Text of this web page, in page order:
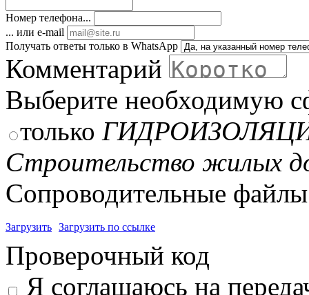
Номер телефона...
... или e-mail
Получать ответы только в WhatsApp
Комментарий
Выберите необходимую
только
Строительство жилых
Сопроводительные
Загрузить Загрузить по ссылке
Проверочный код
Я соглашаюсь на